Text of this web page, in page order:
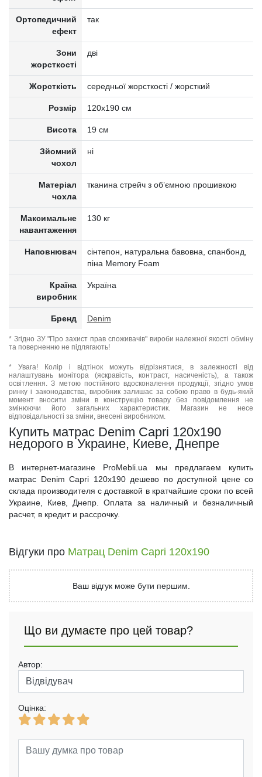
Ортопедичний
ефект
так
Зони
жорсткості
дві
Жорсткість середньої жорсткості / жорсткий
Розмір 120x190 см
Висота 19 см
Зйомний
чохол
ні
Матеріал
чохла
тканина стрейч з об’ємною прошивкою
Максимальне
навантаження
130 кг
Наповнювач
cінтепон, натуральна бавовна, спанбонд,
піна Memory Foam
Країна
виробник
Україна
Бренд Denim
* Згідно ЗУ "Про захист прав споживачів" вироби належної якості обміну
та поверненню не підлягають!
* Увага! Колір і відтінок можуть відрізнятися, в залежності від
налаштувань монітора (яскравість, контраст, насиченість), а також
освітлення. З метою постійного вдосконалення продукції, згідно умов
ринку і законодавства, виробник залишає за собою право в будь-який
момент вносити зміни в конструкцію товару без повідомлення не
змінюючи його загальних характеристик. Магазин не несе
відповідальності за зміни, внесені виробником.
Купить матрас Denim Capri 120x190
недорого в Украине, Киеве, Днепре
В интернет-магазине ProMebli.ua мы предлагаем купить
матрас Denim Capri 120x190 дешево по доступной цене со
склада производителя с доставкой в кратчайшие сроки по всей
Украине, Киев, Днепр. Оплата за наличный и безналичный
расчет, в кредит и рассрочку.
Відгуки про Матрац Denim Capri 120x190
Ваш відгук може бути першим.
Що ви думаєте про цей товар?
Автор:
Оцінка: